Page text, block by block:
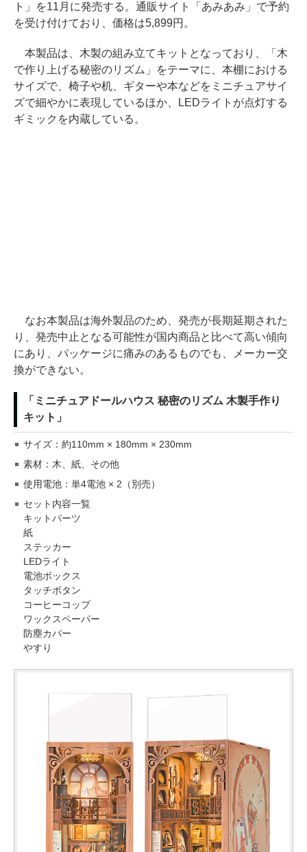
ト」を11月に発売する。通販サイト「あみあみ」で予約
を受け付けており、価格は5,899円。
本製品は、木製の組み立てキットとなっており、「木
で作り上げる秘密のリズム」をテーマに、本棚における
サイズで、椅子や机、ギターや本などをミニチュアサイ
ズで細やかに表現しているほか、LEDライトが点灯する
ギミックを内蔵している。
なお本製品は海外製品のため、発売が長期延期された
り、発売中止となる可能性が国内商品と比べて高い傾向
にあり、パッケージに痛みのあるものでも、メーカー交
換ができない。
「ミニチュアドールハウス 秘密のリズム 木製手作り
キット」
サイズ：約110mm × 180mm × 230mm
素材：木、紙、その他
使用電池：単4電池 × 2（別売）
セット内容一覧
キットパーツ
紙
ステッカー
LEDライト
電池ボックス
タッチボタン
コーヒーコップ
ワックスペーパー
防塵カバー
やすり